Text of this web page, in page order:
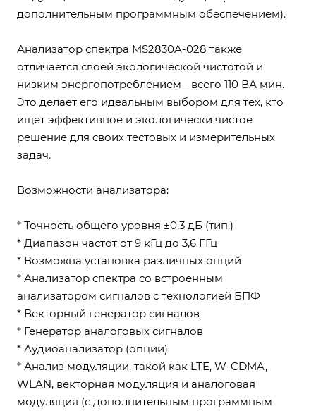
дополнительным программным обеспечением).
Анализатор спектра MS2830A-028 также
отличается своей экологической чистотой и
низким энергопотреблением - всего 110 ВА мин.
Это делает его идеальным выбором для тех, кто
ищет эффективное и экологически чистое
решение для своих тестовых и измерительных
задач.
Возможности анализатора:
* Точность общего уровня ±0,3 дБ (тип.)
* Диапазон частот от 9 кГц до 3,6 ГГц
* Возможна установка различных опций
* Анализатор спектра со встроенным
анализатором сигналов с технологией БПФ
* Векторный генератор сигналов
* Генератор аналоговых сигналов
* Аудиоанализатор (опции)
* Анализ модуляции, такой как LTE, W-CDMA,
WLAN, векторная модуляция и аналоговая
модуляция (с дополнительным программным